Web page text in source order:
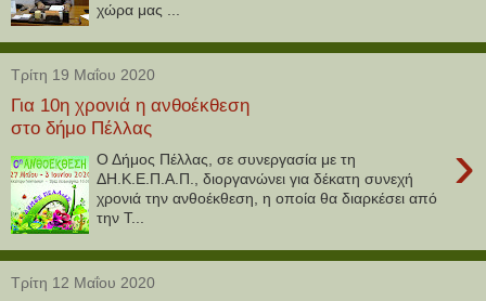
χώρα μας ...
Τρίτη 19 Μαΐου 2020
Για 10η χρονιά η ανθοέκθεση
στο δήμο Πέλλας
›
Ο Δήμος Πέλλας, σε συνεργασία με τη
ΔΗ.Κ.Ε.Π.Α.Π., διοργανώνει για δέκατη συνεχή
χρονιά την ανθοέκθεση, η οποία θα διαρκέσει από
την Τ...
Τρίτη 12 Μαΐου 2020